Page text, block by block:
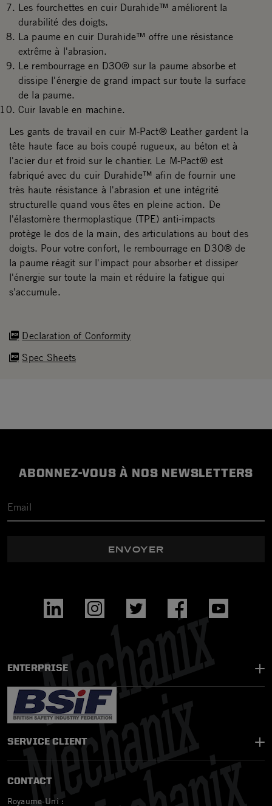
Les fourchettes en cuir Durahide™ améliorent la
durabilité des doigts.
La paume en cuir Durahide™ offre une résistance
extrême à l'abrasion.
Le rembourrage en D3O® sur la paume absorbe et
dissipe l'énergie de grand impact sur toute la surface
de la paume.
Cuir lavable en machine.
Declaration of Conformity
Spec Sheets
Les gants de travail en cuir M-Pact® Leather gardent la
tête haute face au bois coupé rugueux, au béton et à
l'acier dur et froid sur le chantier. Le M-Pact® est
fabriqué avec du cuir Durahide™ afin de fournir une
très haute résistance à l'abrasion et une intégrité
structurelle quand vous êtes en pleine action. De
l'élastomère thermoplastique (TPE) anti-impacts
protège le dos de la main, des articulations au bout des
doigts. Pour votre confort, le rembourrage en D3O® de
la paume réagit sur l'impact pour absorber et dissiper
l'énergie sur toute la main et réduire la fatigue qui
s'accumule.
ABONNEZ-VOUS À NOS NEWSLETTERS
ENVOYER
ENTERPRISE
SERVICE CLIENT
CONTACT
Royaume-Uni :